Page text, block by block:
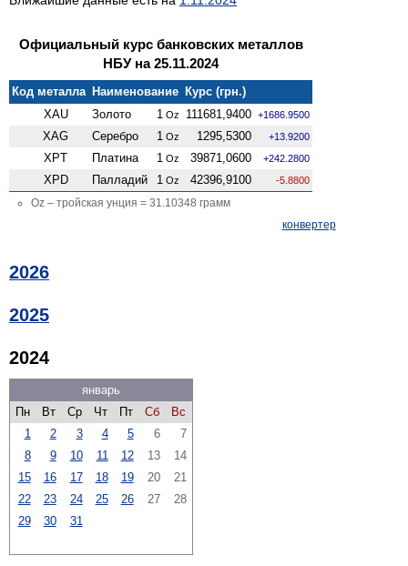
Официальный курс банковских металлов
НБУ на 25.11.2024
Код металла Наименование Курс (грн.)
XAU
Золото 1 Oz 111681,9400 +1686.9500
XAG Серебро 1 Oz 1295,5300 +13.9200
XPT Платина 1 Oz 39871,0600 +242.2800
XPD Палладий 1 Oz 42396,9100 -5.8800
Oz – тройская унция = 31.10348 грамм
конвертер
2026
2025
2024
январь
Пн
Вт Ср Чт Пт Сб
Вс
1
2 3 4 5 6
7
8
9 10 11 12 13
14
15
16 17 18 19 20
21
22
23 24 25 26 27
28
29
30 31